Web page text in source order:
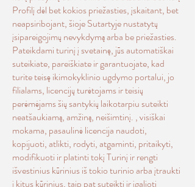
Profilį dėl bet kokios priežasties, įskaitant, bet
neapsiribojant, šioje Sutartyje nustatytų
įsipareigojimų nevykdymą arba be priežasties.
Pateikdami turinį į svetainę, jūs automatiškai
suteikiate, pareiškiate ir garantuojate, kad
turite teisę ikimokyklinio ugdymo portalui, jo
filialams, licencijų turėtojams ir teisių
perėmėjams šių santykių laikotarpiu suteikti
neatšaukiamą, amžiną, neišimtinį. , visiškai
mokama, pasaulinė licencija naudoti,
kopijuoti, atlikti, rodyti, atgaminti, pritaikyti,
modifikuoti ir platinti tokį Turinį ir rengti
išvestinius kūrinius iš tokio turinio arba įtraukti
į kitus kūrinius, taip pat suteikti ir įgalioti